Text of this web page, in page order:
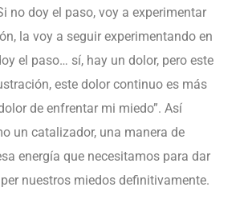
no doy el paso, voy a experimentar
la voy a seguir experimentando en
el paso… sí, hay un dolor, pero este
este dolor continuo es más
de enfrentar mi miedo”. Así
un catalizador, una manera de
energía que necesitamos para dar
nuestros miedos definitivamente.